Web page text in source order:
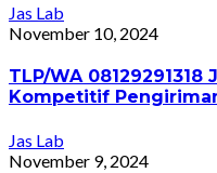
Jas Lab
November 10, 2024
TLP/WA
Kompetitif
Jas Lab
November 9, 2024